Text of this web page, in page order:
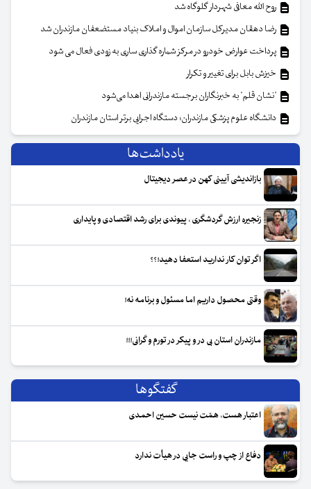
روح الله معافی شهردار گلوگاه شد
رضا دهقان مدیرکل سازمان اموال و املاک بنیاد مستضعفان مازندران شد
پرداخت عوارض خودرو در مرکز شماره گذاری ساری به زودی فعال می شود
خیزش بابل برای تغییر و تکرار
"نشان قلم" به خبرنگاران برجسته مازندرانی اهدا می‌شود
دانشگاه علوم پزشکی مازندران؛ دستگاه‌ اجرایی برتر استان مازندران
یادداشت‌ها
بازاندیشی آیینی کهن در عصر دیجیتال
زنجیره ارزش گردشگری ، پیوندی برای رشد اقتصادی و پایداری
اگر توان کار ندارید استعفا دهید!؟؟
وقتی محصول داریم اما مسئول و برنامه نه!
مازندران استان بی در و پیکر در تورم و گرانی!!!
گفتگوها
اعتبار هست، همّت نیست حسین احمدی
دفاع از چپ و راست جایی در هیأت ندارد